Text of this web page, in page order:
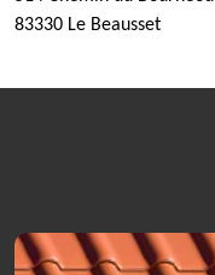
83330 Le Beausset